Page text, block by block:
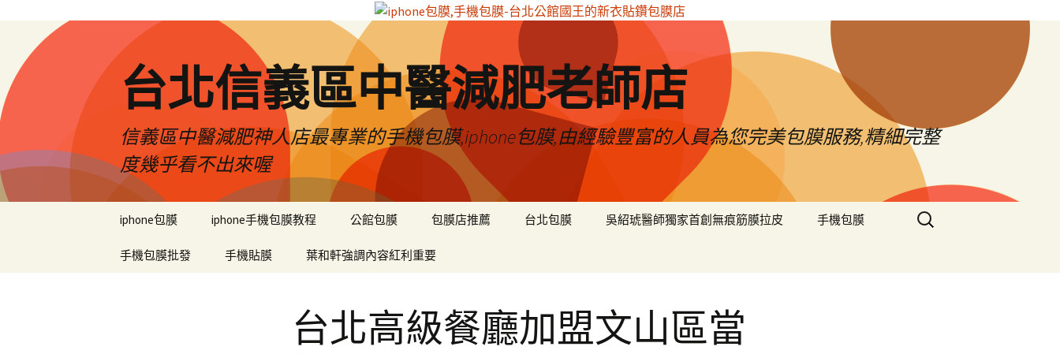
台北信義區中醫減肥老師店
信義區中醫減肥神人店最專業的手機包膜,iphone包膜,由經驗豐富的人員為您完美包膜服務,精細完整
度幾乎看不出來喔
iphone包膜 iphone手機包膜教程 公館包膜 包膜店推薦 台北包膜 吳紹琥醫師獨家首創無痕筋膜拉皮 手機包膜
手機包膜批發 手機貼膜 葉和軒強調內容紅利重要
搜
尋
台北高級餐廳加盟文山區當